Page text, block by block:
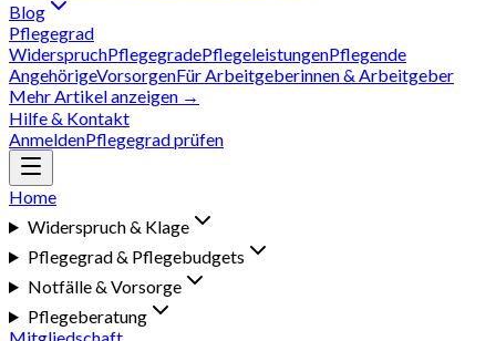
Blog
Pflegegrad
WiderspruchPflegegradePflegeleistungenPflegende
AngehörigeVorsorgenFür Arbeitgeberinnen & Arbeitgeber
Mehr Artikel anzeigen →
Hilfe & Kontakt
AnmeldenPflegegrad prüfen
Home
Widerspruch & Klage
Pflegegrad & Pflegebudgets
Notfälle & Vorsorge
Pflegeberatung